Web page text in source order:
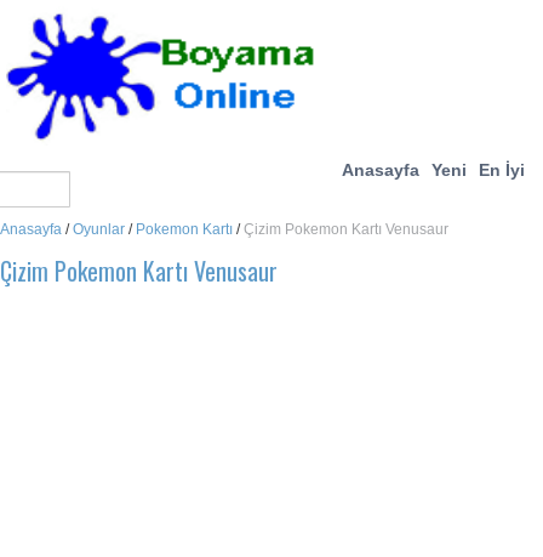
Anasayfa Yeni En İyi
Anasayfa /Oyunlar / Pokemon Kartı /Çizim Pokemon Kartı Venusaur
Çizim Pokemon Kartı Venusaur